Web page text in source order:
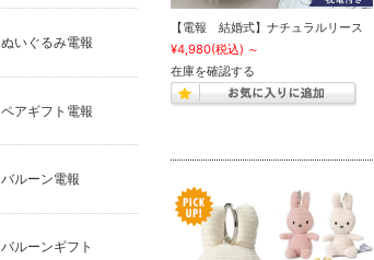
【電報 結婚式】ナチュラルリース
¥4,980(税込) ～
在庫を確認する
ぬいぐるみ電報
ペアギフト電報
バルーン電報
バルーンギフト